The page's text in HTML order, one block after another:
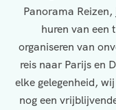
Panorama
huren van een
organiseren van
reis naar Parijs en
elke gelegenheid,
nog een